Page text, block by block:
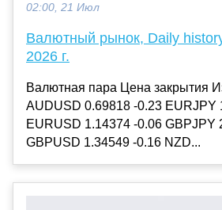
02:00, 21 Июл
Валютный рынок, Daily
2026 г.
Валютная пара Цена закрытия
AUDUSD 0.69818 -0.23 EURJPY
EURUSD 1.14374 -0.06 GBPJPY
GBPUSD 1.34549 -0.16 NZD...